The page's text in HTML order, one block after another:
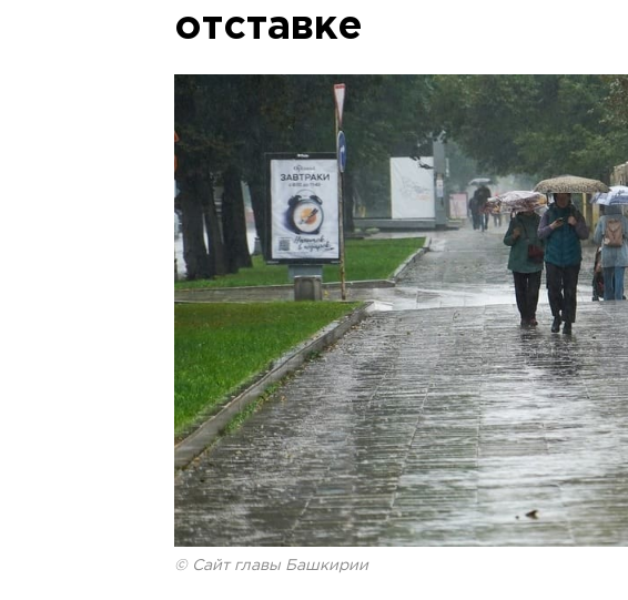
отставке
© Сайт главы Башкирии